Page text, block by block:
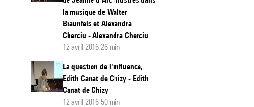
la musique de Walter
Braunfels et Alexandra
Cherciu - Alexandra Cherciu
12 avril 2016 26 min
La question de l'influence,
Edith Canat de Chizy - Edith
Canat de Chizy
12 avril 2016 50 min